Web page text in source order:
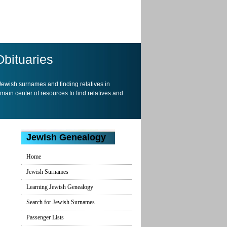
surnames and finding relatives in
center of resources to find relatives and
Jewish Genealogy
Home
Jewish Surnames
Learning Jewish Genealogy
Search for Jewish Surnames
Passenger Lists